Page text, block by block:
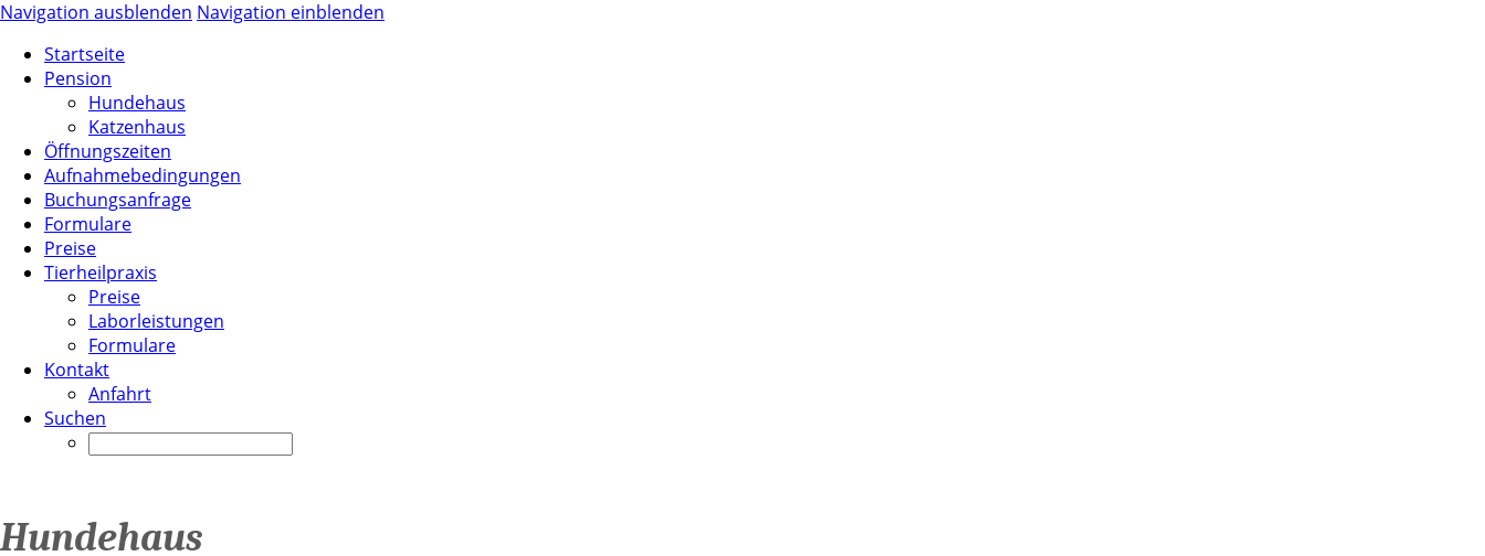
Navigation ausblenden Navigation einblenden
Startseite
Pension
Hundehaus
Katzenhaus
Öffnungszeiten
Aufnahmebedingungen
Buchungsanfrage
Formulare
Preise
Tierheilpraxis
Preise
Laborleistungen
Formulare
Kontakt
Anfahrt
Suchen
Hundehaus